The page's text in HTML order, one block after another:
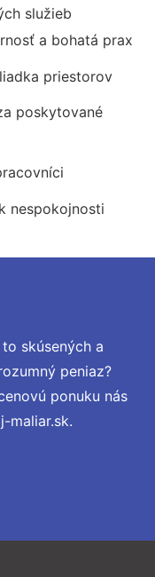
služieb
a bohatá prax
priestorov
poskytované
nespokojnosti
skúsených a
peniaz?
ponuku nás
maliar.sk.